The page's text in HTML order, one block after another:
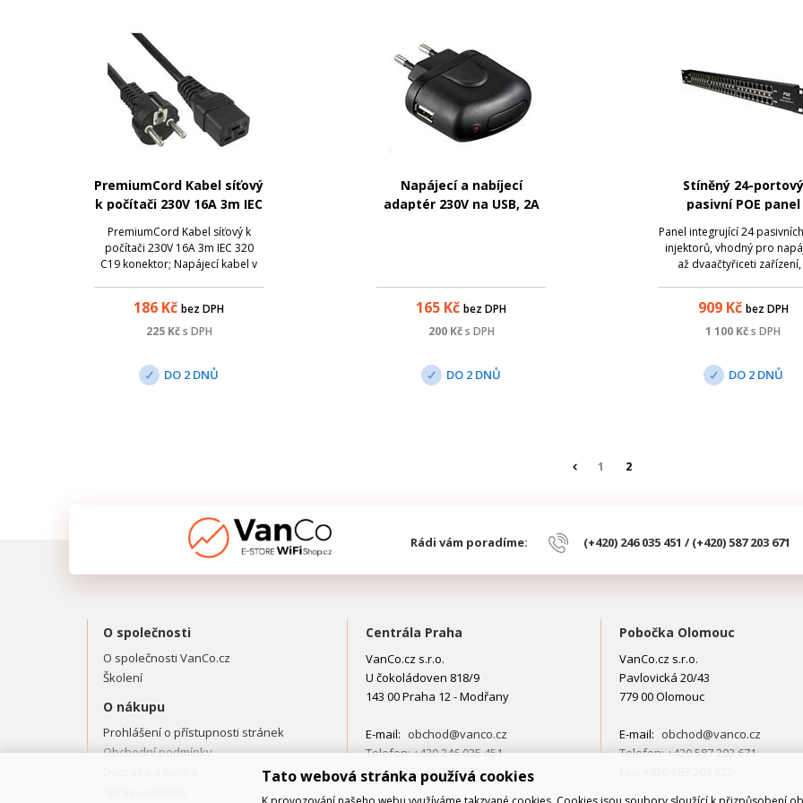
PremiumCord Kabel síťový
k počítači 230V 16A 3m IEC
konektorVýrobcePremiumCord
PremiumCord Kabel síťový k
počítači 230V 16A 3m IEC 320
C19 konektor; Napájecí kabel v
C19 pro 16A . Třížilový kabel je
zakončený přístrojovou
186 Kč bez DPH
225Kčs DPH
DO 2 DNŮ
Napájecí a nabíjecí
adaptér 230V na USB, 2A
165 Kč bez DPH
200Kč s DPH
DO 2 DNŮ
Stíněný 24-portový
pasivní POE panel
Panel integrující 24
injektorů, vhodný pro
až dvaačtyřiceti zařízení,
vzdálené napájení většího
aktivních prvků s
909Kč bez DPH
1 100 Kčs DPH
DO 2 DNŮ
1 2
Rádi vám poradíme: (+420) 246 035 451 / (+420) 587 203 671
O společnosti
O společnosti VanCo.cz
Školení
O nákupu
Prohlášení o přístupnosti stránek
Obchodní podmínky
Centrála Praha
VanCo.cz s.r.o.
U čokoládoven 818/9
143 00 Praha 12 - Modřany
E-mail: obchod@vanco.cz
Telefon: +420 246 035 451
Fax: +420 246 035 450
Pobočka Olomouc
VanCo.cz s.r.o.
Pavlovická 20/43
779 00 Olomouc
E-mail: obchod@vanco.cz
Telefon: +420 587 203 671
Tato webová stránka používá cookies